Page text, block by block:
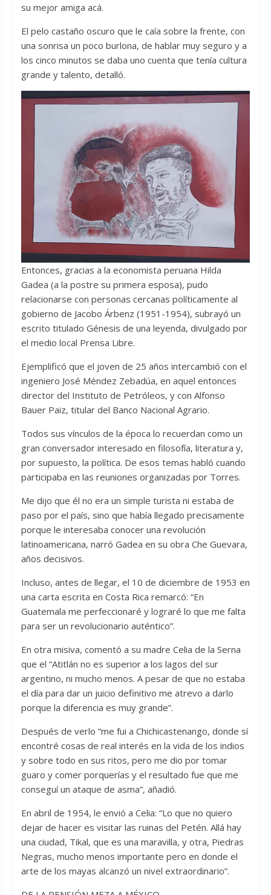
su mejor amiga acá.
El pelo castaño oscuro que le caía sobre la frente, con
una sonrisa un poco burlona, de hablar muy seguro y a
los cinco minutos se daba uno cuenta que tenía cultura
grande y talento, detalló.
Entonces, gracias a la economista peruana Hilda
Gadea (a la postre su primera esposa), pudo
relacionarse con personas cercanas políticamente al
gobierno de Jacobo Árbenz (1951-1954), subrayó un
escrito titulado Génesis de una leyenda, divulgado por
el medio local Prensa Libre.
Ejemplificó que el joven de 25 años intercambió con el
ingeniero José Méndez Zebadúa, en aquel entonces
director del Instituto de Petróleos, y con Alfonso
Bauer Paiz, titular del Banco Nacional Agrario.
Todos sus vínculos de la época lo recuerdan como un
gran conversador interesado en filosofía, literatura y,
por supuesto, la política. De esos temas habló cuando
participaba en las reuniones organizadas por Torres.
Me dijo que él no era un simple turista ni estaba de
paso por el país, sino que había llegado precisamente
porque le interesaba conocer una revolución
latinoamericana, narró Gadea en su obra Che Guevara,
años decisivos.
Incluso, antes de llegar, el 10 de diciembre de 1953 en
una carta escrita en Costa Rica remarcó: “En
Guatemala me perfeccionaré y lograré lo que me falta
para ser un revolucionario auténtico”.
En otra misiva, comentó a su madre Celia de la Serna
que el “Atitlán no es superior a los lagos del sur
argentino, ni mucho menos. A pesar de que no estaba
el día para dar un juicio definitivo me atrevo a darlo
porque la diferencia es muy grande”.
Después de verlo “me fui a Chichicastenango, donde sí
encontré cosas de real interés en la vida de los indios
y sobre todo en sus ritos, pero me dio por tomar
guaro y comer porquerías y el resultado fue que me
conseguí un ataque de asma”, añadió.
En abril de 1954, le envió a Celia: “Lo que no quiero
dejar de hacer es visitar las ruinas del Petén. Allá hay
una ciudad, Tikal, que es una maravilla, y otra, Piedras
Negras, mucho menos importante pero en donde el
arte de los mayas alcanzó un nivel extraordinario”.